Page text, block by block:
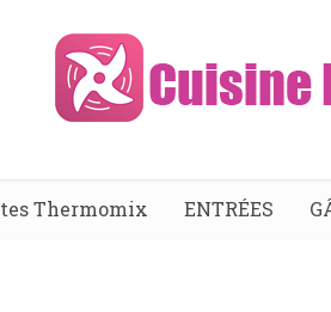
Thermomix ENTRÉES